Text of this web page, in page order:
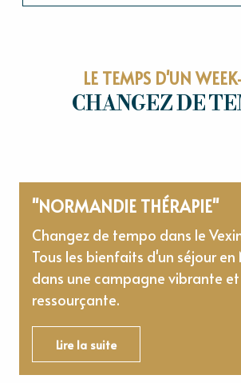
LE TEMPS D'UN
CHANGEZ DE
"NORMANDIE THÉRAPIE"
Changez de tempo dans le
Tous les bienfaits d'un séjour
dans une campagne vibrante et
ressourçante.
Lire la suite